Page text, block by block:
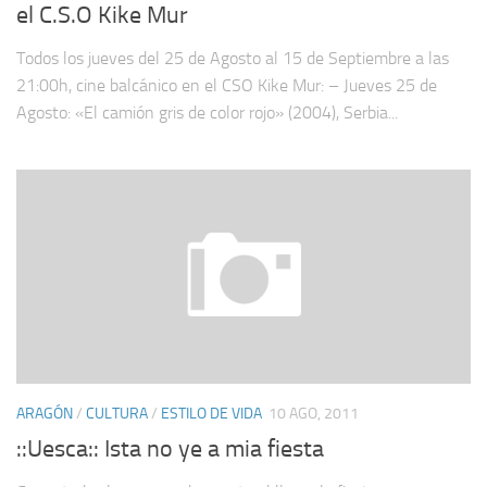
el C.S.O Kike Mur
Todos los jueves del 25 de Agosto al 15 de Septiembre a las
21:00h, cine balcánico en el CSO Kike Mur: – Jueves 25 de
Agosto: «El camión gris de color rojo» (2004), Serbia...
ARAGÓN/ CULTURA/ ESTILO DE VIDA 10 AGO, 2011
::Uesca:: Ista no ye a mia fiesta